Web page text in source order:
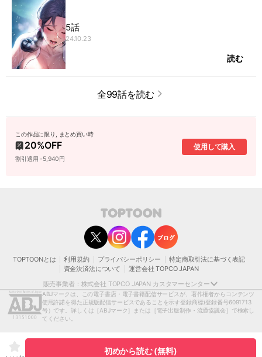
初めから読む (無料)
5話
24.10.23
読む
全99話を読む
この作品に限り, まとめ買い時
20%OFF
割引適用 -5,940円
使用して購入
TOPTOONとは 利用規約 プライバシーポリシー
特定商取引法に基づく表記
資金決済法について
運営会社 TOPCO JAPAN
販売事業者：株式会社 TOPCO JAPAN カスタマーセンター
contact@toptoon.jp
カスタマーセンター受付時間 10：30～13：00、14：00～18：30（土・日・祝日は
除く）
営業時間外にいただいたお問い合わせは、翌営業日以降にご対応いたしますことをご
了承ください。
モバイルやパソコンの迷惑メール対策等により、弊社からお送りするメールが正しく
届かない場合がございます。
受信できるよう設定をお願い申し上げます。
@toptoon.jp
著作権者または当社の許諾を得ずにコンテンツの一部または全部を 複製、転載、送
信、放送、配布、貸与、翻訳、変造することは、 著作権侵害となり、著作権法に基づ
[英語表記］Ebisu Prime Square Tower 13F 1-1-39,Hiro, Shibuya-ku, Tokyo, 150-
ABJマークは、この電子書店・電子書籍配信サービスが、著作権者からコンテンツ
使用許諾を得た正規版配信サービスであることを示す登録商標(登録番号6091713
号）です。詳しくは［ABJマーク］または［電子出版制作・流通協議会］で検索し
てください。